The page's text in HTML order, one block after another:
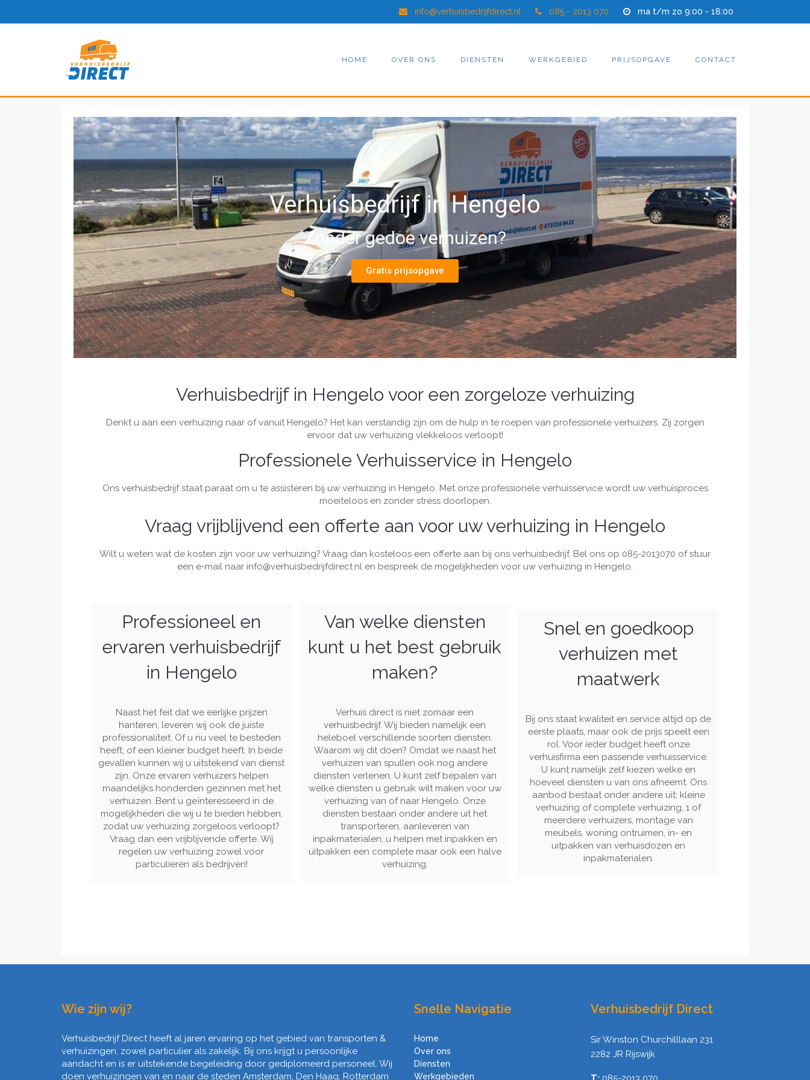
info@verhuisbedrijfdirect.nl 085 - 2013 070 ma t/m zo 9:00 - 18:00
HOME OVER ONS DIENSTEN WERKGEBIED PRIJSOPGAVE CONTACT
Verhuisbedrijf in Hengelo
Zonder gedoe verhuizen?
Gratis prijsopgave
Verhuisbedrijf in Hengelo voor een zorgeloze verhuizing
Denkt u aan een verhuizing naar of vanuit Hengelo? Het kan verstandig zijn om de hulp in te roepen van professionele verhuizers. Zij zorgen
ervoor dat uw verhuizing vlekkeloos verloopt!
Professionele Verhuisservice in Hengelo
Ons verhuisbedrijf staat paraat om u te assisteren bij uw verhuizing in Hengelo. Met onze professionele verhuisservice wordt uw verhuisproces
moeiteloos en zonder stress doorlopen.
Vraag vrijblijvend een offerte aan voor uw verhuizing in Hengelo
Wilt u weten wat de kosten zijn voor uw verhuizing? Vraag dan kosteloos een offerte aan bij ons verhuisbedrijf. Bel ons op 085-2013070 of stuur
een e-mail naar info@verhuisbedrijfdirect.nl en bespreek de mogelijkheden voor uw verhuizing in Hengelo.
Professioneel en
ervaren verhuisbedrijf
in Hengelo
Naast het feit dat we eerlijke prijzen
hanteren, leveren wij ook de juiste
professionaliteit. Of u nu veel te besteden
heeft, of een kleiner budget heeft. In beide
gevallen kunnen wij u uitstekend van dienst
zijn. Onze ervaren verhuizers helpen
maandelijks honderden gezinnen met het
verhuizen. Bent u geïnteresseerd in de
mogelijkheden die wij u te bieden hebben,
zodat uw verhuizing zorgeloos verloopt?
Vraag dan een vrijblijvende offerte. Wij
regelen uw verhuizing zowel voor
particulieren als bedrijven!
Van welke diensten
kunt u het best gebruik
maken?
Verhuis direct is niet zomaar een
verhuisbedrijf. Wij bieden namelijk een
heleboel verschillende soorten diensten.
Waarom wij dit doen? Omdat we naast het
verhuizen van spullen ook nog andere
diensten verlenen. U kunt zelf bepalen van
welke diensten u gebruik wilt maken voor uw
verhuizing van of naar Hengelo. Onze
diensten bestaan onder andere uit het
transporteren, aanleveren van
inpakmaterialen, u helpen met inpakken en
uitpakken een complete maar ook een halve
verhuizing.
Snel en goedkoop
verhuizen met
maatwerk
Bij ons staat kwaliteit en service altijd op de
eerste plaats, maar ook de prijs speelt een
rol. Voor ieder budget heeft onze
verhuisfirma een passende verhuisservice.
U kunt namelijk zelf kiezen welke en
hoeveel diensten u van ons afneemt. Ons
aanbod bestaat onder andere uit: kleine
verhuizing of complete verhuizing, 1 of
meerdere verhuizers, montage van
meubels, woning ontruimen, in- en
uitpakken van verhuisdozen en
inpakmaterialen.
Wie zijn wij?
Verhuisbedrijf Direct heeft al jaren ervaring op het gebied van transporten &
verhuizingen, zowel particulier als zakelijk. Bij ons krijgt u persoonlijke
aandacht en is er uitstekende begeleiding door gediplomeerd personeel. Wij
doen verhuizingen van en naar de steden Amsterdam, Den Haag, Rotterdam
Snelle Navigatie
Home
Over ons
Diensten
Werkgebieden
Verhuisbedrijf Direct
Sir Winston Churchilllaan 231
2282 JR Rijswijk